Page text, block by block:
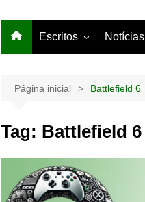
Escritos
Papo de Bar
Notícias
Página inicial Battlefield 6
Tag: Battlefield 6